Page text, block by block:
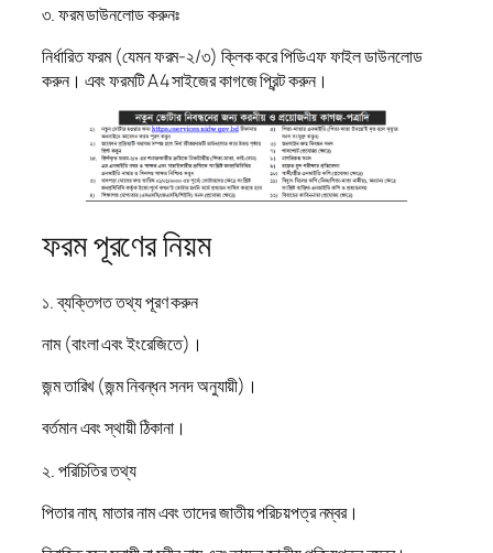
৩. ফরম ডাউনলোড করুনঃ
নির্ধারিত ফরম (যেমন ফরম-২/৩) ক্লিক করে পিডিএফ ফাইল ডাউনলোড
করুন। এবং ফরমটি A4 সাইজের কাগজে প্রিন্ট করুন।
ফরম পূরণের নিয়ম
১. ব্যক্তিগত তথ্য পূরণ করুন
নাম (বাংলা এবং ইংরেজিতে)।
জন্ম তারিখ (জন্ম নিবন্ধন সনদ অনুযায়ী)।
বর্তমান এবং স্থায়ী ঠিকানা।
২. পরিচিতির তথ্য
পিতার নাম, মাতার নাম এবং তাদের জাতীয় পরিচয়পত্র নম্বর।